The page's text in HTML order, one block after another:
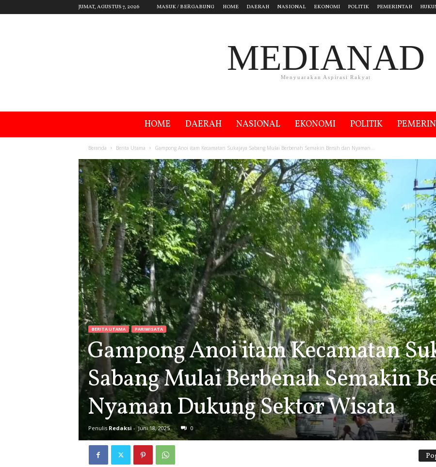
JUMAT, AGUSTUS 7, 2026 MASUK / BERGABUNG HOME DAERAH NASIONAL EKONOMI POLITIK PEMERINTAH
MEDIANAD
Menyuarakan Aspirasi Rakyat
HOME DAERAH NASIONAL EKONOMI POLITIK
Beranda Berita Utama Gampong Anoi itam Kecamatan Sukajaya Sabang Mulai Berbenah Semakin Bersih dan Nyaman...
BERITA UTAMA PARIWISATA
Gampong Anoi itam Kecamatan
Sabang Mulai Berbenah Semakin
Nyaman Dukung Sektor Wisata
Penulis Redaksi - Juni 18, 2025 0